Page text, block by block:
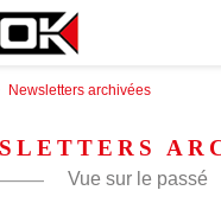
Newsletters archivées
Vue sur le passé